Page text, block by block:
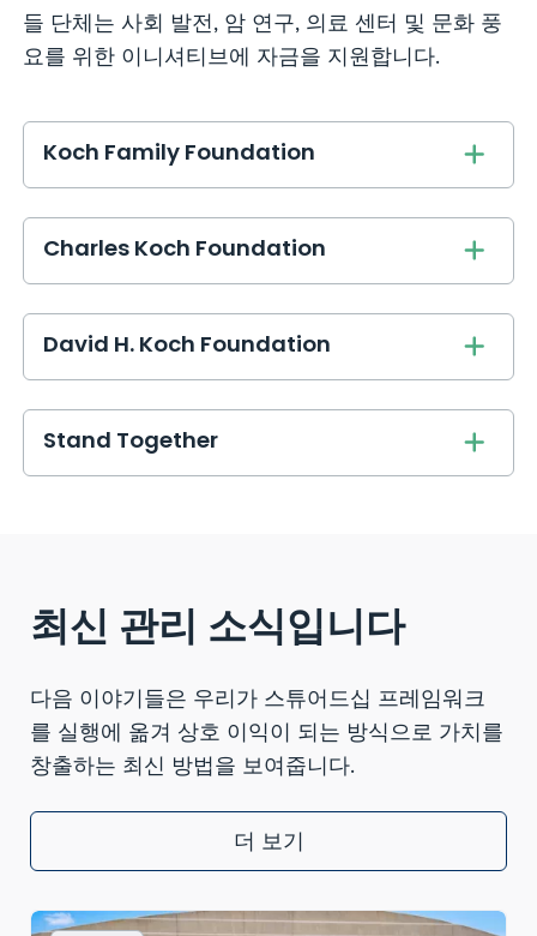
들 단체는 사회 발전, 암 연구, 의료 센터 및 문화 풍
요를 위한 이니셔티브에 자금을 지원합니다.
Koch Family Foundation
Charles Koch Foundation
David H. Koch Foundation
Stand Together
최신 관리 소식입니다
다음 이야기들은 우리가 스튜어드십 프레임워크
를 실행에 옮겨 상호 이익이 되는 방식으로 가치를
창출하는 최신 방법을 보여줍니다.
더 보기